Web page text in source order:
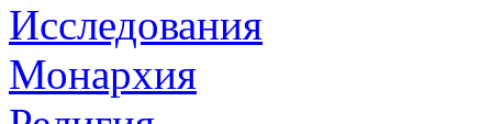
Исследования
Монархия